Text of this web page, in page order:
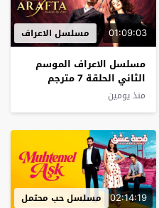
01:09:03 مسلسل الاعراف
مسلسل الاعراف الموسم
الثاني الحلقة 7 مترجم
منذ يومين
02:14:19 مسلسل حب محتمل